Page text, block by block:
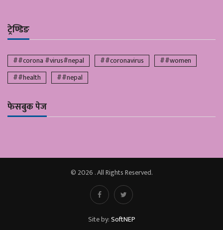
ट्रेण्डिङ
##corona #virus#nepal ##coronavirus
##women
##health
##nepal
फेसबुक पेज
© 2026 . All Rights Reserved.
Site by:SoftNEP